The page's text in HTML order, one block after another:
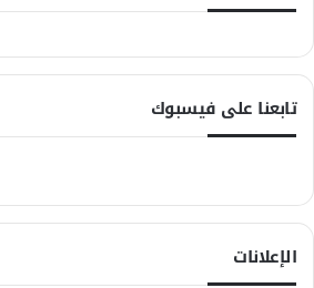
تابعنا على فيسبوك
الإعلانات